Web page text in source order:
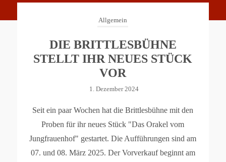
Allgemein
DIE BRITTLESBÜHNE
STELLT IHR NEUES STÜCK
VOR
1. Dezember 2024
Seit ein paar Wochen hat die Brittlesbühne mit den
Proben für ihr neues Stück "Das Orakel vom
Jungfrauenhof" gestartet. Die Aufführungen sind am
07. und 08. März 2025. Der Vorverkauf beginnt am